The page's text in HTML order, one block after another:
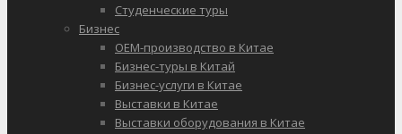
Студенческие туры
Бизнес
OEM-производство в Китае
Бизнес-туры в Китай
Бизнес-услуги в Китае
Выставки в Китае
Выставки оборудования в Китае